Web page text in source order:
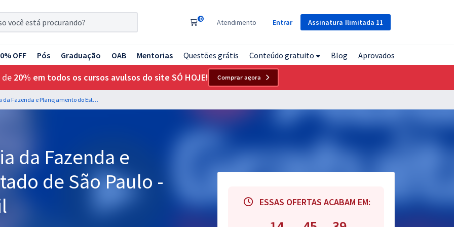
Assinatura Ilimitada 11
0 Atendimento Entrar
OFF Pós Graduação OAB Mentorias Questões grátis Conteúdo gratuito Blog Aprovados
de 20% em todos os cursos avulsos do site SÓ HOJE! Comprar agora
SEFAZ SP - Secretaria da Fazenda e Planejamento do Estado de São Paulo - Especialista Contábil
da Fazenda e
de São Paulo -
ESSAS OFERTAS ACABAM EM: